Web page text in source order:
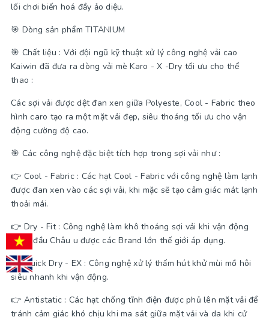
lối chơi biến hoá đầy ảo diệu.
🎯 Dòng sản phẩm TITANIUM
🎯 Chất liệu : Với đội ngũ kỹ thuật xử lý công nghệ vải cao
Kaiwin đã đưa ra dòng vải mè Karo - X -Dry tối ưu cho thể
thao :
Các sợi vải được dệt đan xen giữa Polyeste, Cool - Fabric theo
hình caro tạo ra một mặt vải đẹp, siêu thoáng tối ưu cho vận
động cường độ cao.
🎯 Các công nghệ đặc biệt tích hợp trong sợi vải như :
👉 Cool - Fabric : Các hạt Cool - Fabric với công nghệ làm lạnh
được đan xen vào các sợi vải, khi mặc sẽ tạo cảm giác mát lạnh
thoải mái.
👉 Dry - Fit : Công nghệ làm khô thoáng sợi vải khi vận động
hàng đầu Châu u được các Brand lớn thế giới áp dụng.
👉 Quick Dry - EX : Công nghệ xử lý thấm hút khử mùi mồ hôi
siêu nhanh khi vận động.
👉 Antistatic : Các hạt chống tĩnh điện được phủ lên mặt vải để
tránh cảm giác khó chịu khi ma sát giữa mặt vải và da khi cử